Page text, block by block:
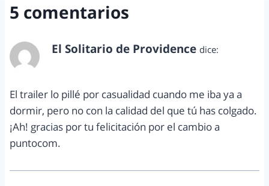
5 comentarios
El Solitario de Providence dice:
El trailer lo pillé por casualidad cuando me iba ya a
dormir, pero no con la calidad del que tú has colgado.
¡Ah! gracias por tu felicitación por el cambio a
puntocom.